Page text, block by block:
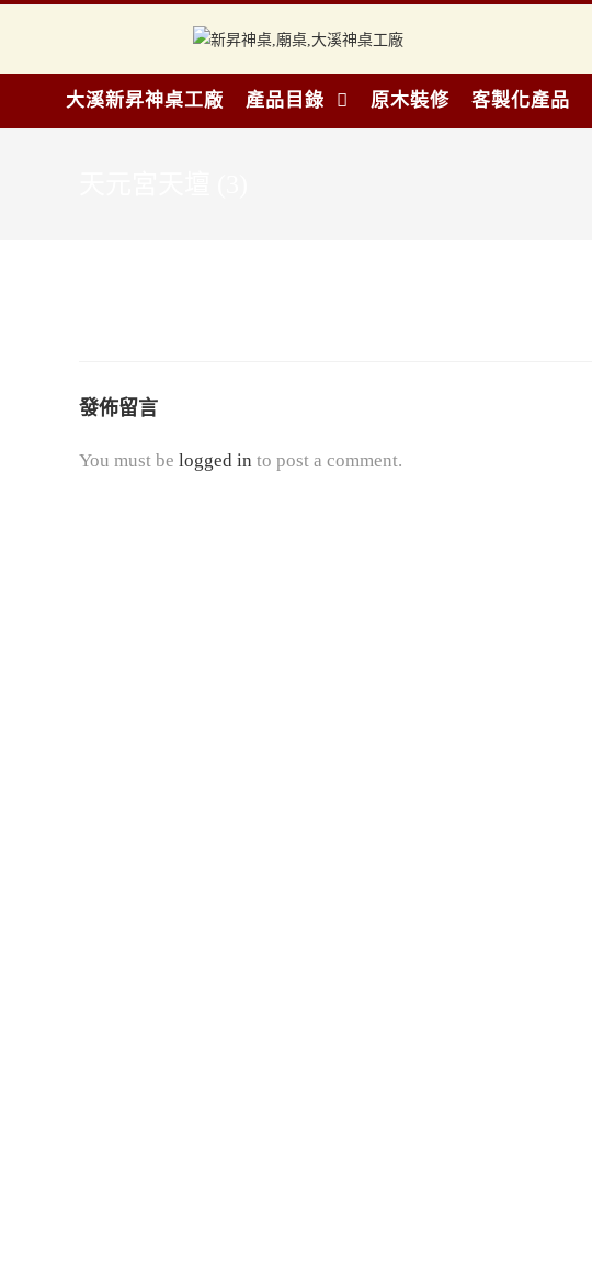
大溪新昇神桌工廠 產品目錄 原木裝修 客製化產品
發佈留言
You must be logged in to post a comment.